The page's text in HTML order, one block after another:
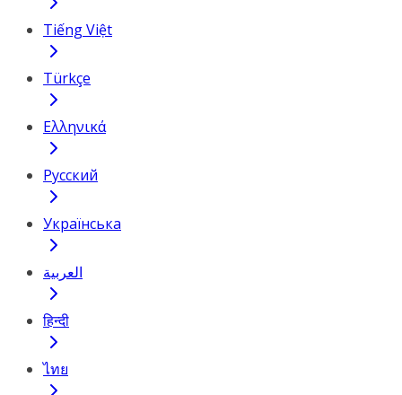
Tiếng Việt
Türkçe
Ελληνικά
Русский
Українська
العربية
हिन्दी
ไทย